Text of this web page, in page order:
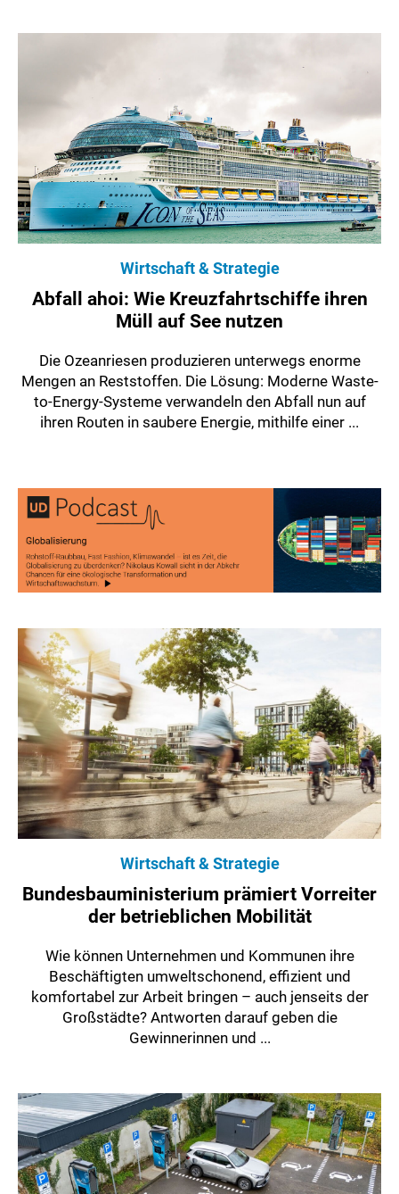
Wirtschaft & Strategie
Abfall ahoi: Wie Kreuzfahrtschiffe ihren
Müll auf See nutzen
Die Ozeanriesen produzieren unterwegs enorme
Mengen an Reststoffen. Die Lösung: Moderne Waste-
to-Energy-Systeme verwandeln den Abfall nun auf
ihren Routen in saubere Energie, mithilfe einer ...
Wirtschaft & Strategie
Bundesbauministerium prämiert Vorreiter
der betrieblichen Mobilität
Wie können Unternehmen und Kommunen ihre
Beschäftigten umweltschonend, effizient und
komfortabel zur Arbeit bringen – auch jenseits der
Großstädte? Antworten darauf geben die
Gewinnerinnen und ...